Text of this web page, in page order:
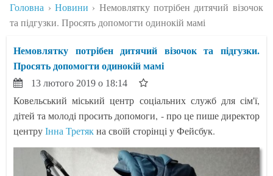
БЛОГИ
КОНТАКТИ
Головна Новини
Немовлятку потрібен дитячий візочок
та підгузки. Просять допомогти одинокій мамі
Немовлятку потрібен дитячий візочок та підгузки.
Просять допомогти одинокій мамі
13 лютого 2019 о 18:14
Ковельський міський центр соціальних служб для сім'ї,
дітей та молоді просить допомоги, - про це пише директор
центруІнна Третякна своїй сторінці у Фейсбук.